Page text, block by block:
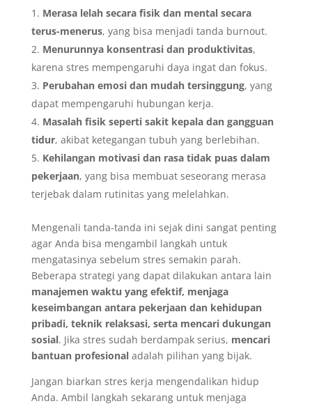
Merasa lelah secara fisik dan mental secara
terus-menerus, yang bisa menjadi tanda burnout.
Menurunnya konsentrasi dan produktivitas,
karena stres mempengaruhi daya ingat dan fokus.
Perubahan emosi dan mudah tersinggung, yang
dapat mempengaruhi hubungan kerja.
Masalah fisik seperti sakit kepala dan gangguan
tidur, akibat ketegangan tubuh yang berlebihan.
Kehilangan motivasi dan rasa tidak puas dalam
pekerjaan, yang bisa membuat seseorang merasa
terjebak dalam rutinitas yang melelahkan.
Mengenali tanda-tanda ini sejak dini sangat penting
agar Anda bisa mengambil langkah untuk
mengatasinya sebelum stres semakin parah.
Beberapa strategi yang dapat dilakukan antara lain
manajemen waktu yang efektif, menjaga
keseimbangan antara pekerjaan dan kehidupan
pribadi, teknik relaksasi, serta mencari dukungan
sosial. Jika stres sudah berdampak serius, mencari
bantuan profesionaladalah pilihan yang bijak.
Jangan biarkan stres kerja mengendalikan hidup
Anda. Ambil langkah sekarang untuk menjaga